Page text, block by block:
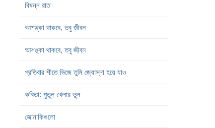
বিষন্ন রাত
আশঙ্কা থাকবে, তবু জীবন
আশঙ্কা থাকবে, তবু জীবন
প্রতিবার শীতে ভিজে তুমি জ্যোস্না হয়ে যাও
কবিতা: পুতুল খেলার ভুল
জোনাকিগুলো